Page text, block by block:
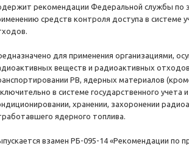
рекомендации Федеральной службы по
средств контроля доступа в системе
для применения организациями,
веществ и радиоактивных
РВ, ядерных материалов
в системе государственного
хранении, захоронении
ядерного топлива.
взамен РБ-095-14 «Рекомендации по